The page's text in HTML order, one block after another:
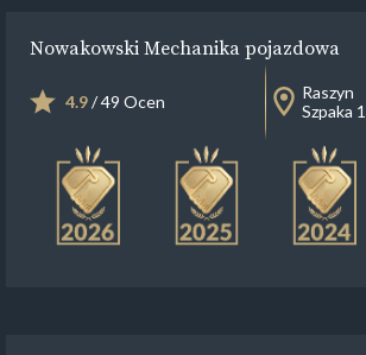
Nowakowski Mechanika pojazdowa
4.9/ 49 Ocen
Raszyn
Szpaka